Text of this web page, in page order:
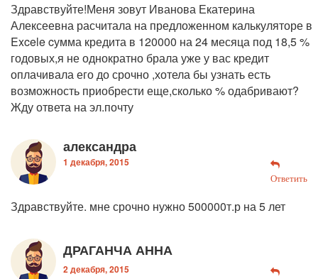
Здравствуйте!Меня зовут Иванова Екатерина
Алексеевна расчитала на предложенном калькуляторе в
Excele cумма кредита в 120000 на 24 месяца под 18,5 %
годовых,я не однократно брала уже у вас кредит
оплачивала его до срочно ,хотела бы узнать есть
возможность приобрести еще,сколько % одабривают?
Жду ответа на эл.почту
александра
1 декабря, 2015
Ответить
Здравствуйте. мне срочно нужно 500000т.р на 5 лет
ДРАГАНЧА АННА
2 декабря, 2015